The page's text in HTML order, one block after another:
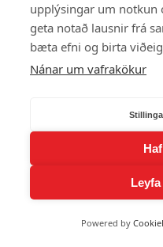
Prent
R Jóhannes
© 2026 Andlit Bæjarins -
upplýsingar um notkun
geta notað lausnir frá
bæta efni og birta
Nánar um vafrakökur
Powered by